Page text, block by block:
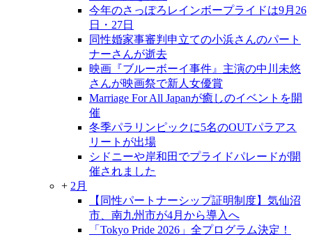
今年のさっぽろレインボープライドは9月26
日・27日
同性婚家事審判申立ての小浜さんのパート
ナーさんが逝去
映画『ブルーボーイ事件』主演の中川未悠
さんが映画祭で新人女優賞
Marriage For All Japanが癒しのイベントを開
催
冬季パラリンピックに5名のOUTパラアス
リートが出場
シドニーや岸和田でプライドパレードが開
催されました
+ 2月
【同性パートナーシップ証明制度】気仙沼
市、南九州市が4月から導入へ
「Tokyo Pride 2026」全プログラム決定！